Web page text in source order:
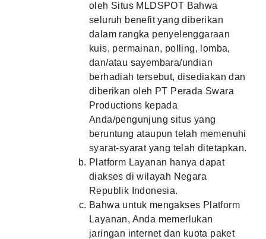
oleh Situs MLDSPOT Bahwa
seluruh benefit yang diberikan
dalam rangka penyelenggaraan
kuis, permainan, polling, lomba,
dan/atau sayembara/undian
berhadiah tersebut, disediakan dan
diberikan oleh PT Perada Swara
Productions kepada
Anda/pengunjung situs yang
beruntung ataupun telah memenuhi
syarat-syarat yang telah ditetapkan.
Platform Layanan hanya dapat
diakses di wilayah Negara
Republik Indonesia.
Bahwa untuk mengakses Platform
Layanan, Anda memerlukan
jaringan internet dan kuota paket